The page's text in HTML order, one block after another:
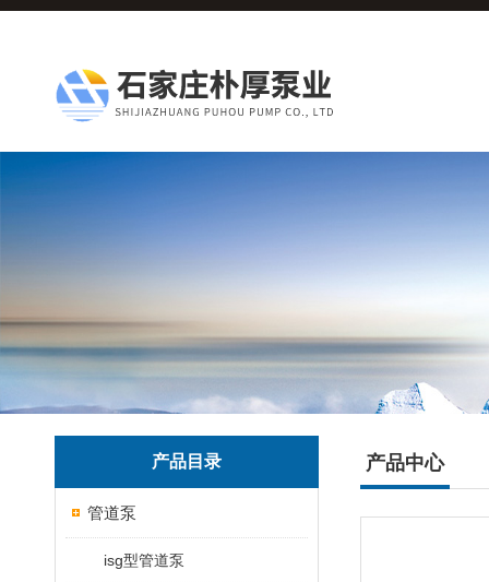
产品目录
管道泵
isg型管道泵
产品中心